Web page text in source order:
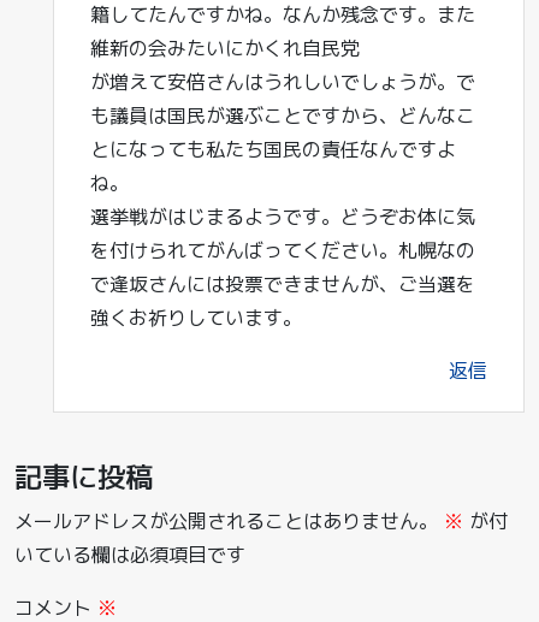
籍してたんですかね。なんか残念です。また
維新の会みたいにかくれ自民党
が増えて安倍さんはうれしいでしょうが。で
も議員は国民が選ぶことですから、どんなこ
とになっても私たち国民の責任なんですよ
ね。
選挙戦がはじまるようです。どうぞお体に気
を付けられてがんばってください。札幌なの
で逢坂さんには投票できませんが、ご当選を
強くお祈りしています。
返信
記事に投稿
メールアドレスが公開されることはありません。 ※ が付
いている欄は必須項目です
コメント ※